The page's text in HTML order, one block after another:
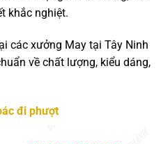
khắc nghiệt.
các xưởng May tại Tây Ninh
về chất lượng, kiểu dáng,
đi phượt